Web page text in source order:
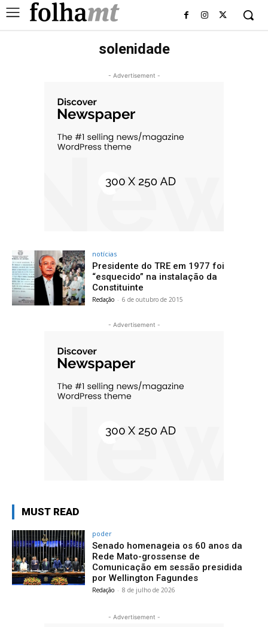
solenidade
- Advertisement -
notícias
Presidente do TRE em 1977 foi
“esquecido” na instalação da
Constituinte
Redação - 6 de outubro de 2015
- Advertisement -
MUST READ
poder
Senado homenageia os 60 anos da
Rede Mato-grossense de
Comunicação em sessão presidida
por Wellington Fagundes
Redação - 8 de julho de 2026
- Advertisement -